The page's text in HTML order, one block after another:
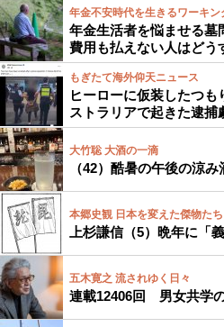
年金不安時代を生きるワーキン
年金生活者を悩ませる墓
費用も払えない人はどう
もぎたて海外仰天ニュース
ヒーローに仮装したつ
ストラリアで起きた逮捕
大竹聡 大酒の一滴
（42）酷暑の午後の涼み
本郷史観 日本を変えた傑物たち
上杉謙信（5）晩年に「
五木寛之 流されゆく日々
連載12406回 男女共学